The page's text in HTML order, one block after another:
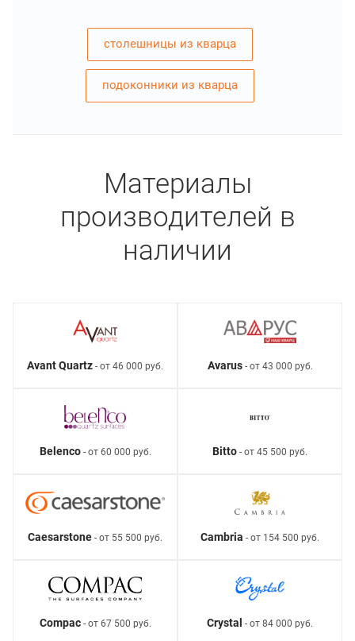
столешницы из кварца
подоконники из кварца
Материалы
производителей в
наличии
Avant Quartz - от 46 000 руб. Avarus- от 43 000 руб.
Belenco- от 60 000 руб. Bitto - от 45 500 руб.
Caesarstone - от 55 500 руб. Cambria - от 154 500 руб.
Compac- от 67 500 руб. Crystal - от 84 000 руб.